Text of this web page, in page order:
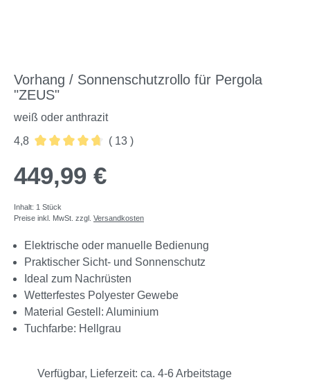
Vorhang / Sonnenschutzrollo für Pergola
"ZEUS"
weiß oder anthrazit
4,8
( 13 )
449,99 €
Inhalt: 1 Stück
Preise inkl. MwSt. zzgl. Versandkosten
Elektrische oder manuelle Bedienung
Praktischer Sicht- und Sonnenschutz
Ideal zum Nachrüsten
Wetterfestes Polyester Gewebe
Material Gestell: Aluminium
Tuchfarbe: Hellgrau
Verfügbar, Lieferzeit: ca. 4-6 Arbeitstage